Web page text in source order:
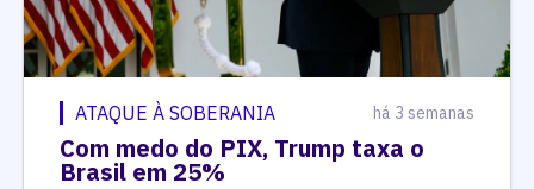
ATAQUE À SOBERANIA há 3 semanas
Com medo do PIX, Trump taxa o
Brasil em 25%